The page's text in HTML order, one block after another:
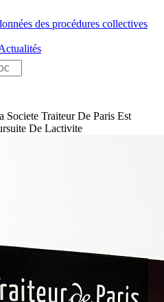
des procédures collectives
Societe Traiteur De Paris Est
De Lactivite